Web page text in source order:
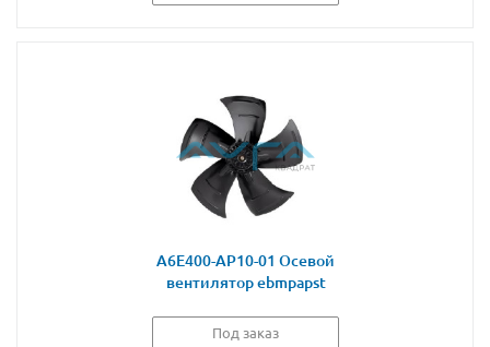
A6E400-AP10-01 Осевой
вентилятор ebmpapst
Под заказ